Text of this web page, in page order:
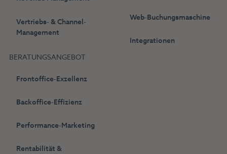
Vertriebs- & Channel-
Management
BERATUNGSANGEBOT
Frontoffice-Exzellenz
Backoffice-Effizienz
Performance-Marketing
Rentabilität &
Web-Buchungsmaschine
Integrationen